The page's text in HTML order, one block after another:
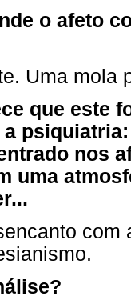
o afeto
Uma mola
que este
nos
uma